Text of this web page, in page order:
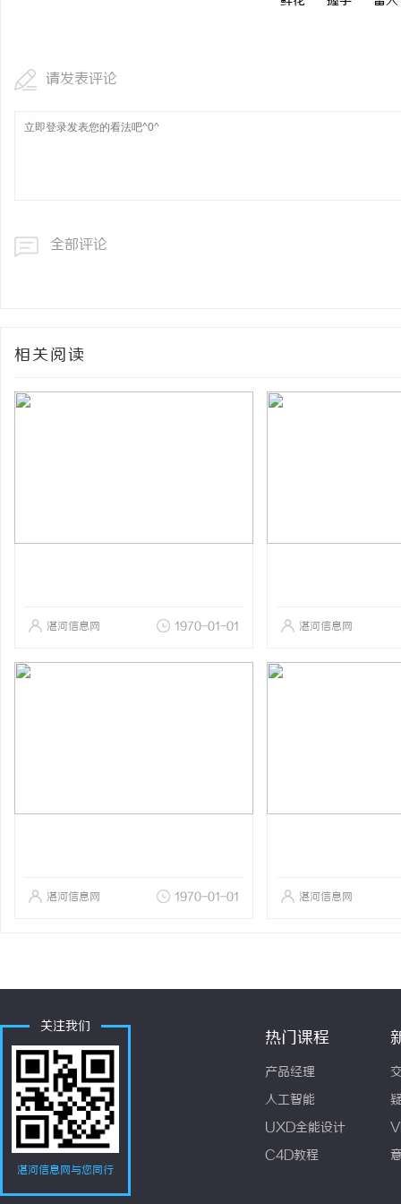
请发表评论
全部评论
相关阅读
湛河信息网 1970-01-01 湛河信息网
湛河信息网 1970-01-01 湛河信息网
关注我们
湛河信息网与您同行
热门课程
产品经理
人工智能
UXD全能设计
C4D教程